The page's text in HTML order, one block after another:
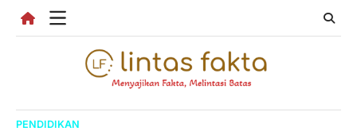
PENDIDIKAN